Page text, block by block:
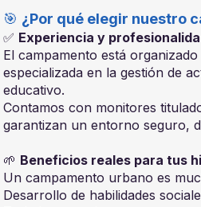
🎯 ¿Por qué elegir nuestro
✅ Experiencia y
El campamento está
especializada en la gestión de
educativo.
Contamos con monitores
garantizan un entorno seguro,
🌱 Beneficios reales para tus
Un campamento urbano es
Desarrollo de habilidades